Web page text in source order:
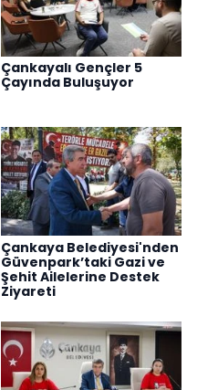
Çankayalı Gençler 5
Çayında Buluşuyor
Çankaya Belediyesi'nden
Güvenpark’taki Gazi ve
Şehit Ailelerine Destek
Ziyareti